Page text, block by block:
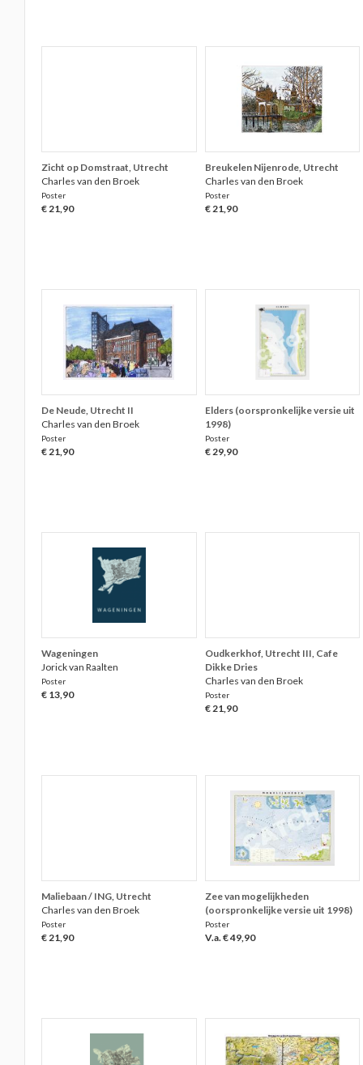
Zicht op Domstraat, Utrecht
Charles van den Broek
Poster
€ 21,90
Breukelen Nijenrode, Utrecht
Charles van den Broek
Poster
€ 21,90
De Neude, Utrecht II
Charles van den Broek
Poster
€ 21,90
Elders (oorspronkelijke versie uit
1998)
Poster
€ 29,90
Wageningen
Jorick van Raalten
Poster
€ 13,90
Oudkerkhof, Utrecht III, Cafe
Dikke Dries
Charles van den Broek
Poster
€ 21,90
Maliebaan / ING, Utrecht
Charles van den Broek
Poster
€ 21,90
Zee van mogelijkheden
(oorspronkelijke versie uit 1998)
Poster
V.a. € 49,90